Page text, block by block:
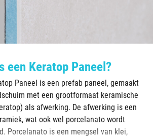
een Keratop Paneel?
Paneel is een prefab paneel, gemaakt
met een grootformaat keramische
als afwerking. De afwerking is een
wat ook wel porcelanato wordt
Porcelanato is een mengsel van klei,